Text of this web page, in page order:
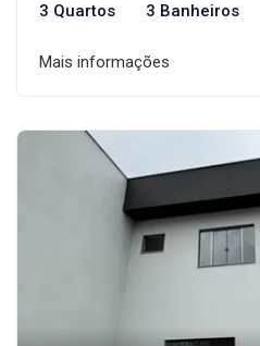
3 Quartos 3 Banheiros
Mais informações